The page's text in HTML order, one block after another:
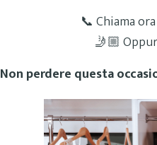
📞 Chiama
🤳🏼
Non perdere questa